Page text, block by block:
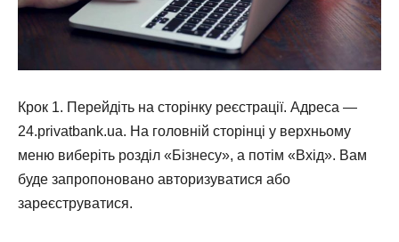
Крок 1. Перейдіть на сторінку реєстрації. Адреса —
24.privatbank.ua. На головній сторінці у верхньому
меню виберіть розділ «Бізнесу», а потім «Вхід». Вам
буде запропоновано авторизуватися або
зареєструватися.